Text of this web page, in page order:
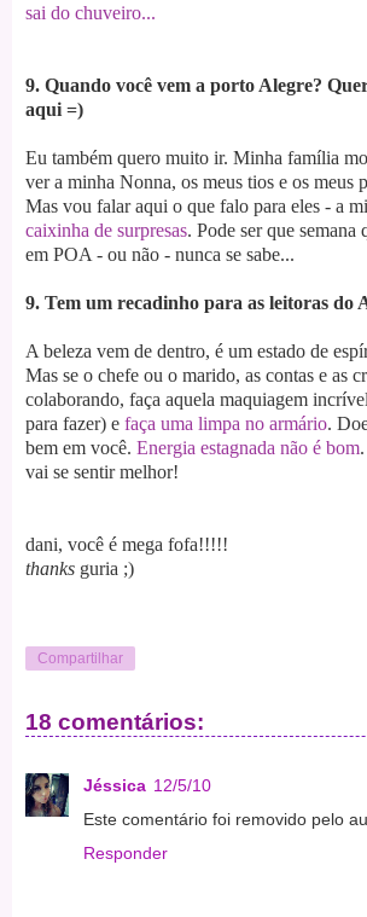
sai do chuveiro...
9. Quando você vem a porto Alegre?
aqui =)
Eu também quero muito ir. Minha família
ver a minha Nonna, os meus tios e os meus
Mas vou falar aqui o que falo para eles - a
caixinha de surpresas. Pode ser que semana
em POA - ou não - nunca se sabe...
9. Tem um recadinho para as leitoras do
A beleza vem de dentro, é um estado de
Mas se o chefe ou o marido, as contas e as
colaborando, faça aquela maquiagem
para fazer) e faça uma limpa no armário.
bem em você. Energia estagnada não é bom
vai se sentir melhor!
dani, você é mega fofa!!!!!
thanks guria ;)
Compartilhar
18 comentários:
Jéssica 12/5/10
Este comentário foi removido pelo
Responder